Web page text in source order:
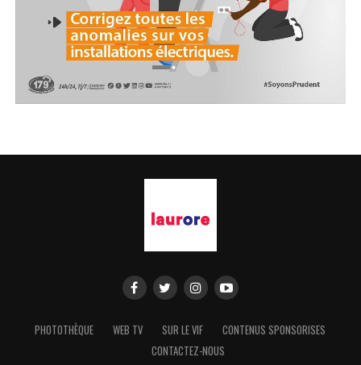
PHOTOTHÈQUE WEB TV SUR LE VIF
CONTENUS SPONSORISES
CONTACTEZ-NOUS